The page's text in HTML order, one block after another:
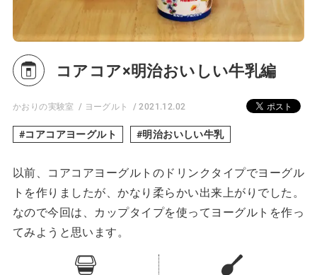
コアコア×明治おいしい牛乳編
かおりの実験室 ヨーグルト 2021.12.02
コアコアヨーグルト 明治おいしい牛乳
以前、コアコアヨーグルトのドリンクタイプでヨーグル
トを作りましたが、かなり柔らかい出来上がりでした。
なので今回は、カップタイプを使ってヨーグルトを作っ
てみようと思います。